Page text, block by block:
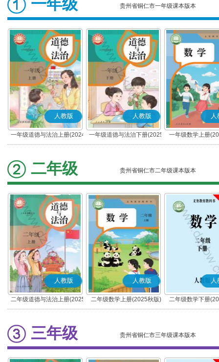
一年级 贵州省铜仁市一年级课本版本
人教版
一年级道德与法治上册(2024
秋版)(部编版)
人教版
一年级道德与法治下册(2025
春版)(部编版)
人
一年级数学上册
二年级 贵州省铜仁市二年级课本版本
人教版
二年级道德与法治上册(2025
秋版)(部编版)
人教版
二年级数学上册(2025秋版)
人
二年级数学下册
三年级 贵州省铜仁市三年级课本版本